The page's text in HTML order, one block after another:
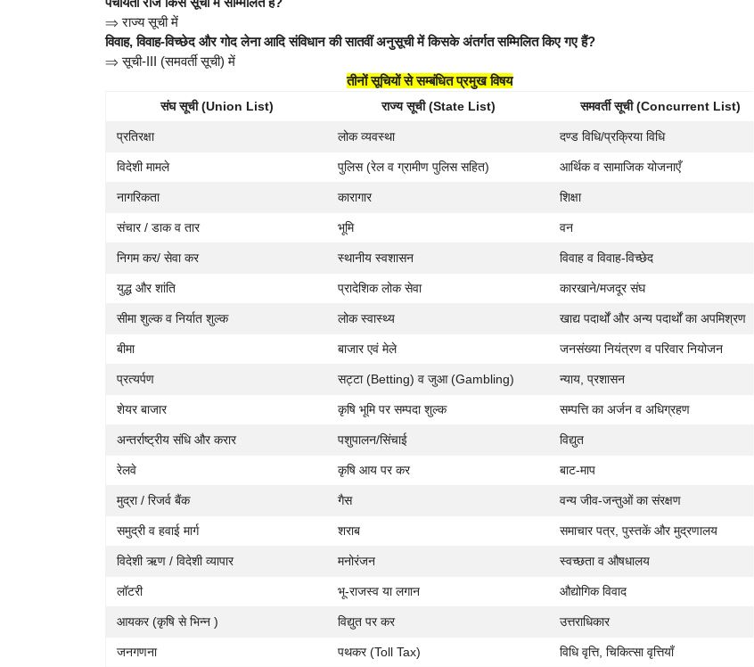
⇒राज्य सूची में
विवाह, विवाह-विच्छेद और गोद लेना आदि संविधान की सातवीं अनुसूची में किसके अंतर्गत सम्मिलित किए गए हैं?
⇒सूची-III (समवर्ती सूची) में
तीनों सूचियों से सम्बंधित प्रमुख विषय
संघ सूची (Union List) राज्य सूची (State List) समवर्ती सूची (Concurrent List)
प्रतिरक्षा लोक व्यवस्था दण्ड विधि/प्रक्रिया विधि
विदेशी मामले पुलिस (रेल व ग्रामीण पुलिस सहित) आर्थिक व सामाजिक योजनाएँ
नागरिकता कारागार शिक्षा
संचार / डाक व तार भूमि वन
निगम कर/ सेवा कर स्थानीय स्वशासन विवाह व विवाह-विच्छेद
युद्ध और शांति प्रादेशिक लोक सेवा कारखाने/मजदूर संघ
सीमा शुल्क व निर्यात शुल्क लोक स्वास्थ्य खाद्य पदार्थों और अन्य पदार्थों का अपमिश्रण
बीमा बाजार एवं मेले जनसंख्या नियंत्रण व परिवार नियोजन
प्रत्यर्पण सट्टा (Betting) व जुआ (Gambling) न्याय, प्रशासन
शेयर बाजार कृषि भूमि पर सम्पदा शुल्क सम्पत्ति का अर्जन व अधिग्रहण
अन्तर्राष्ट्रीय संधि और करार पशुपालन/सिंचाई विद्युत
रेलवे कृषि आय पर कर बाट-माप
मुद्रा / रिजर्व बैंक गैस वन्य जीव-जन्तुओं का संरक्षण
समुद्री व हवाई मार्ग शराब समाचार पत्र, पुस्तकें और मुद्रणालय
विदेशी ऋण / विदेशी व्यापार मनोरंजन स्वच्छता व औषधालय
लॉटरी भू-राजस्व या लगान औद्योगिक विवाद
आयकर (कृषि से भिन्न ) विद्युत पर कर उत्तराधिकार
जनगणना पथकर (Toll Tax) विधि वृत्ति, चिकित्सा वृत्तियाँ